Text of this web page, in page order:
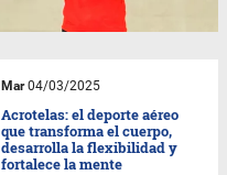
Mar04/03/2025
Acrotelas: el deporte aéreo
que transforma el cuerpo,
desarrolla la flexibilidad y
fortalece la mente